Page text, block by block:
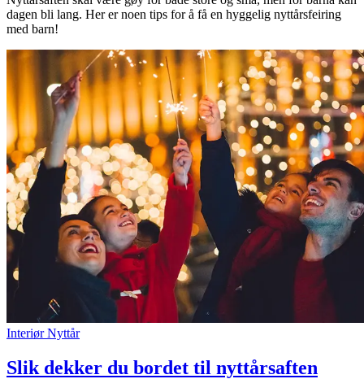
Inspirasjon
Søk
Åpningstider
Praktisk informasjon
Ledige stillinger
Magasin
Finn frem
dagen bli lang. Her er noen tips for å få en hyggelig nyttårsfeiring
med barn!
Interiør Nyttår
Slik dekker du bordet til nyttårsaften